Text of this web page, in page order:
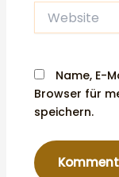
Website
Name, E-
Browser für
speichern.